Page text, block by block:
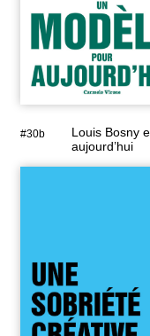
#30b
Louis Bosny
aujourd’hui